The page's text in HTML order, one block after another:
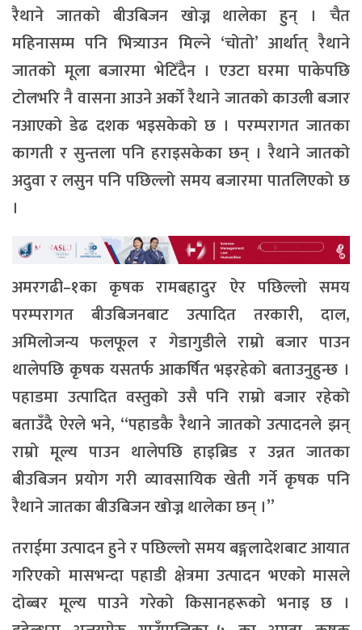
रैथाने जातको बीउबिजन खोज्न थालेका हुन् । चैत
महिनासम्म पनि भित्र्याउन मिल्ने ‘चोतो’ आर्थात् रैथाने
जातको मूला बजारमा भेटिँदैन । एउटा घरमा पाकेपछि
टोलभरि नै वासना आउने अर्को रैथाने जातको काउली बजार
नआएको डेढ दशक भइसकेको छ । परम्परागत जातका
कागती र सुन्तला पनि हराइसकेका छन् । रैथाने जातको
अदुवा र लसुन पनि पछिल्लो समय बजारमा पातलिएको छ
।
अमरगढी–१का कृषक रामबहादुर ऐर पछिल्लो समय
परम्परागत बीउबिजनबाट उत्पादित तरकारी, दाल,
अमिलोजन्य फलफूल र गेडागुडीले राम्रो बजार पाउन
थालेपछि कृषक यसतर्फ आकर्षित भइरहेको बताउनुहुन्छ ।
पहाडमा उत्पादित वस्तुको उसै पनि राम्रो बजार रहेको
बताउँदै ऐरले भने, “पहाडकै रैथाने जातको उत्पादनले झन्
राम्रो मूल्य पाउन थालेपछि हाइब्रिड र उन्नत जातका
बीउबिजन प्रयोग गरी व्यावसायिक खेती गर्ने कृषक पनि
रैथाने जातका बीउबिजन खोज्न थालेका छन् ।”
तराईमा उत्पादन हुने र पछिल्लो समय बङ्गलादेशबाट आयात
गरिएको मासभन्दा पहाडी क्षेत्रमा उत्पादन भएको मासले
दोब्बर मूल्य पाउने गरेको किसानहरूको भनाइ छ ।